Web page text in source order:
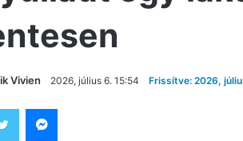
Vivien 2026, július 6. 15:54 Frissítve: 2026,